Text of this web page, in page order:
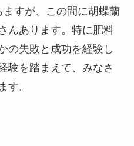
すが、この間に胡蝶蘭
んあります。特に肥料
の失敗と成功を経験し
験を踏まえて、みなさ
す。